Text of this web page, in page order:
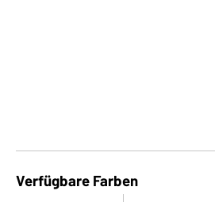
Verfügbare Farben